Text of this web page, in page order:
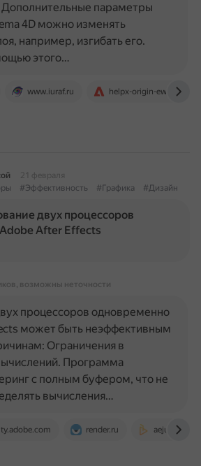
www.iuraf.ru helpx-origin-
параметры
4D можно изменять
например, изгибать его.
этого…
21 февраля
#Эффективность #Графика #Дизайн
двух процессоров
After Effects
возможны неточности
render.ru aejuice.com
процессоров одновременно
может быть неэффективным
Ограничения в
Программа
с полным буфером, что не
вычисления…